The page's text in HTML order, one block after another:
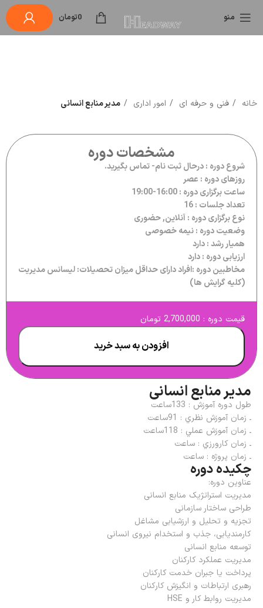
منو 0تومان
خانه فنی و حرفه ای امور اداری مدیر منابع انسانی
مشخصات دوره
شروع دوره : درحال ثبت نام- تماس بگیرید.
روزهای دوره : عصر
ساعت برگزاری دوره : 16:00-19:00
تعداد جلسات : 16
نوع برگزاری دوره : آنلاین, حضوری
وضعیت دوره : نیمه خصوصی
همیار رشد : دارد
ارزیابی دوره : دارد
مخاطبین دوره :افراد دارای حداقل میزان تحصیلات: لیسانس مديريت
(كلیه گرايش ها)
قیمت دوره : 2,700,000 تومان
افزودن به سبد خرید
مدیر منابع انسانی
طول دوره آموزش : 133ساعت
ـ زمان آموزش نظري : 91ساعت
ـ زمان آموزش عملي : 118ساعت
ـ زمان كارورزي : ساعت
ـ زمان پروژه : ساعت
چکیده دوره
عناوين دوره:
مدیریت استراتژیک منابع انسانی
طراحی ساختار سازمانی
تجزیه و تحلیل و ارزشیابی مشاغل
کارمندیابی، جذب و استخدام نیروی انسانی
توسعه منابع انسانی
مدیریت عملکرد کارکنان
پرداخت یا جبران خدمت کارکنان
رهبری ارتباطات و انگیزش کارکنان
مدیریت روابط کار و HSE